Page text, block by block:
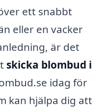
ett snabbt
eller en vacker
är det
skicka blombud i
idag för
kan hjälpa dig att